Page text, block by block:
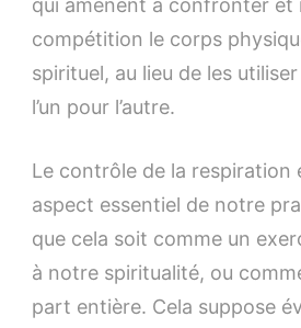
qui amènent à confronter et
compétition le corps
spirituel, au lieu de les
l’un pour l’autre.
Le contrôle de la respiration
aspect essentiel de notre
que cela soit comme un
à notre spiritualité, ou
part entière. Cela suppose